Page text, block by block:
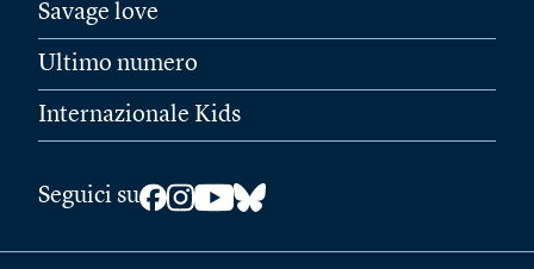
Savage love
Ultimo numero
Internazionale Kids
Seguici su